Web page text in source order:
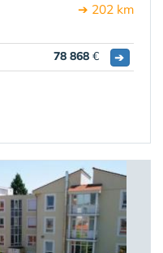
➔ 202 km
78 868 € ➔